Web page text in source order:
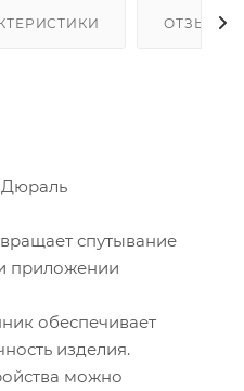
ОТЗЫВЫ
спутывание
приложении
обеспечивает
изделия.
можно